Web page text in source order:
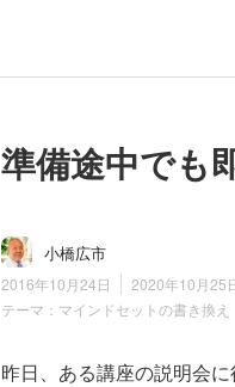
準備途中でも
小橋広市
2016年10月24日
2020年10月25
テーマ： マインドセットの書き換え
昨日、ある講座の説明会に